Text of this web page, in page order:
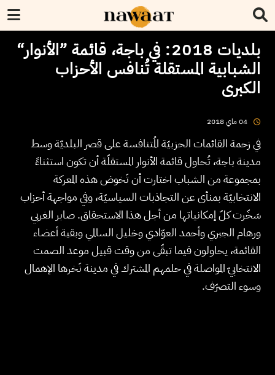
بلديات 2018: في باجة، قائمة ”الأنوار“
الشبابية المستقلة تُنافس الأحزاب
الكبرى
04ماي2018
في زحمة القائمات الحزبيّة المُتنافسة على قصر البلديّة وسط
مدينة باجة، تُحاول قائمة الأنوار المستقلّة أن تكون استثناءً
بمجموعة من الشباب اختارت أن تَخوض هذه المعركة
الانتخابيّة بمنأى عن التجاذبات السياسيّة، وفي مواجهة أحزاب
سَخّرت كلّ إمكانياتها من أجل هذا الاستحقاق. صابر الغربي
ورهام الجبري وأحمد العوّادي وخليل السالمي وبقية أعضاء
القائمة، يحاولون فيما تبقّى من وقت قبيل موعد الصمت
الانتخابيّ المواصلة في حلمهم المشترك في مدينة نَخرها الإهمال
وسوء التصرّف.